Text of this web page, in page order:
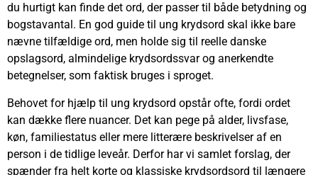
du hurtigt kan finde det ord, der passer til både betydning og
bogstavantal. En god guide til ung krydsord skal ikke bare
nævne tilfældige ord, men holde sig til reelle danske
opslagsord, almindelige krydsordssvar og anerkendte
betegnelser, som faktisk bruges i sproget.
Behovet for hjælp til ung krydsord opstår ofte, fordi ordet
kan dække flere nuancer. Det kan pege på alder, livsfase,
køn, familiestatus eller mere litterære beskrivelser af en
person i de tidlige leveår. Derfor har vi samlet forslag, der
spænder fra helt korte og klassiske krydsordsord til længere